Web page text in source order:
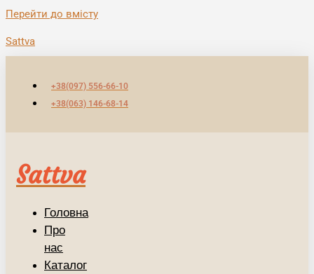
Перейти до вмісту
Sattva
+38(097) 556-66-10
+38(063) 146-68-14
Sattva
Головна
Про
нас
Каталог